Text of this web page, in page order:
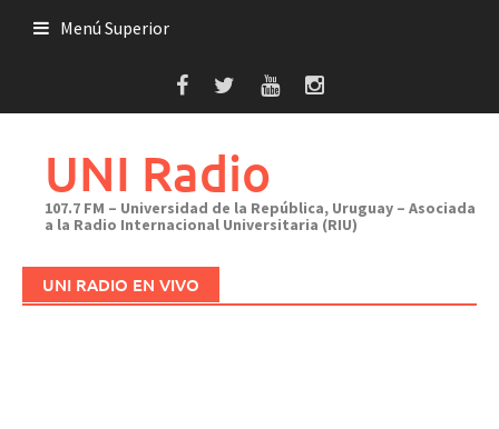
Menú Superior
UNI Radio
107.7 FM – Universidad de la República, Uruguay – Asociada
a la Radio Internacional Universitaria (RIU)
UNI RADIO EN VIVO